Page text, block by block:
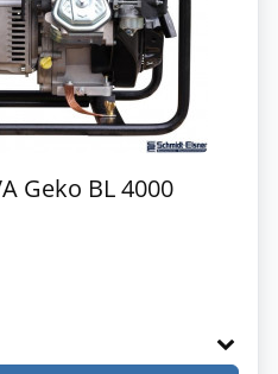
Geko BL 4000